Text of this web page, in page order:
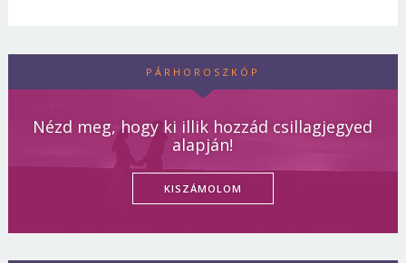
PÁRHOROSZKÓP
Nézd meg, hogy ki illik hozzád csillagjegyed
alapján!
KISZÁMOLOM